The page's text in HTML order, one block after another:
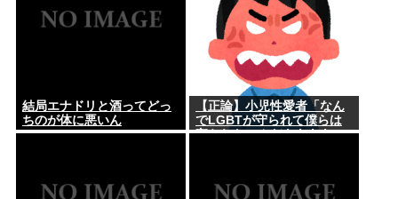
結局エナドリと酒ってどっ
ちのが体に悪いん
【正論】小児性愛者「なん
でLGBTが守られて僕らは
守られないんだああああ」